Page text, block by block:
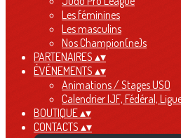
Les féminines
Les masculins
Nos Champion(ne)s
PARTENAIRES ▴▾
ÉVÉNEMENTS ▴▾
Animations / Stages USO
Calendrier IJF, Fédéral,
BOUTIQUE▴▾
CONTACTS ▴▾